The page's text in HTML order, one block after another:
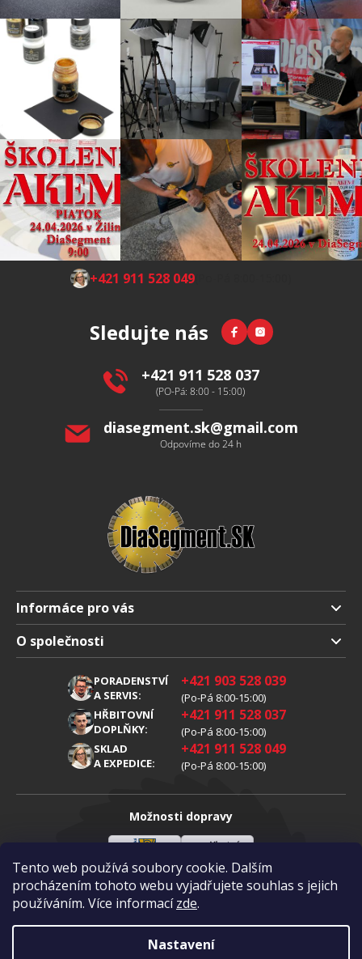
Tento web používá soubory cookie. Dalším
procházením tohoto webu vyjadřujete souhlas s jejich
používáním. Více informacízde.
Nastavení
Z +421 911 528 049
Sledujte nás Facebook
Instagram
+421 911 528 037
(PO-Pá: 8:00 - 15:00)
diasegment.sk@gmail.com
Odpovíme do 24 h
Informáce pro vás
Doprava a platba
Obchodní podmienky
Reklamáce
Zpracování osobních údajů
O společnosti
PORADENSTVÍ
A SERVIS:
+421 903 528 039
(Po-Pá 8:00-15:00)
HŘBITOVNÍ
DOPLŇKY:
+421 911 528 037
(Po-Pá 8:00-15:00)
SKLAD
A EXPEDICE:
+421 911 528 049
(Po-Pá 8:00-15:00)
Možnosti dopravy
Slovenská
pošta
Vlastní
doprava
Možnosti platby
Visa Mastercard Dobírka
Copyright 2026Diamantovykotuc.sk